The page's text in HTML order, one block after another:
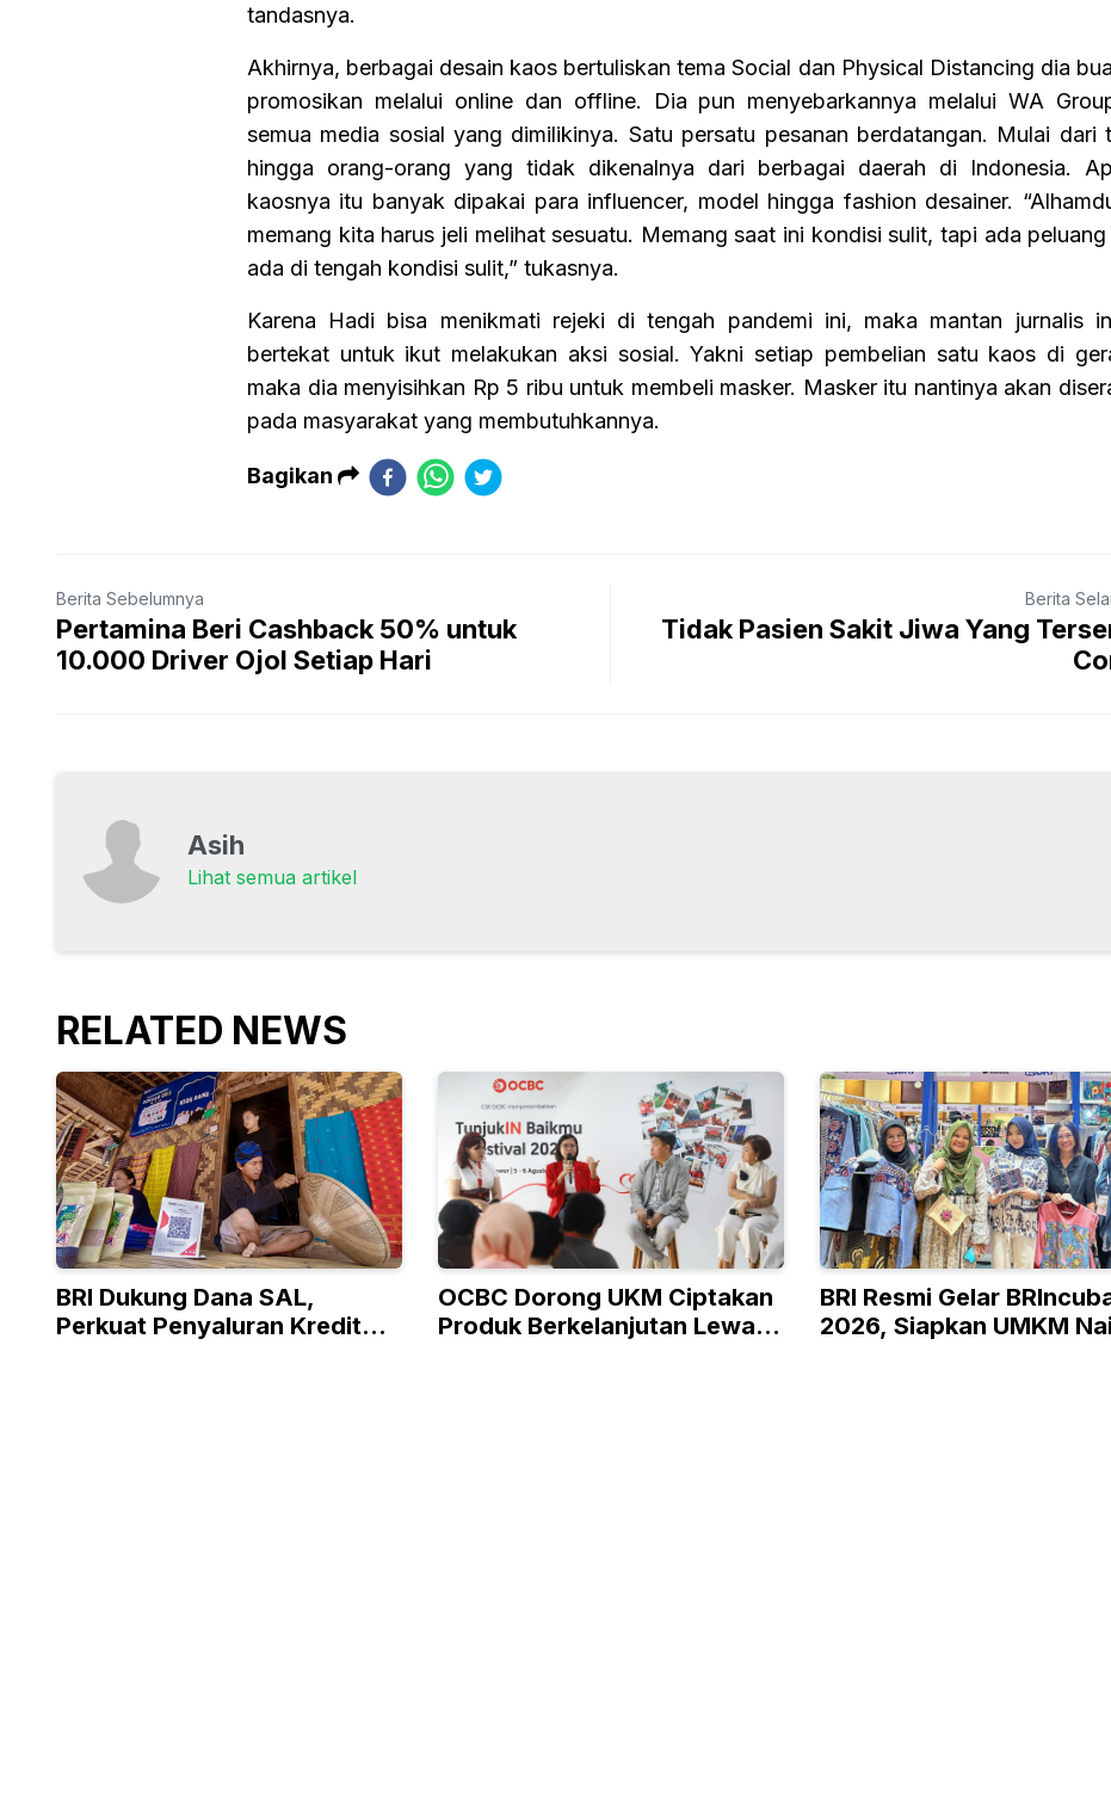
tandasnya.
Akhirnya, berbagai desain kaos bertuliskan tema Social dan Physical Distancing dia
promosikan melalui online dan offline. Dia pun menyebarkannya melalui WA
semua media sosial yang dimilikinya. Satu persatu pesanan berdatangan. Mulai dari
hingga orang-orang yang tidak dikenalnya dari berbagai daerah di Indonesia.
kaosnya itu banyak dipakai para influencer, model hingga fashion desainer.
memang kita harus jeli melihat sesuatu. Memang saat ini kondisi sulit, tapi ada peluang
ada di tengah kondisi sulit,” tukasnya.
Karena Hadi bisa menikmati rejeki di tengah pandemi ini, maka mantan jurnalis
bertekat untuk ikut melakukan aksi sosial. Yakni setiap pembelian satu kaos di
maka dia menyisihkan Rp 5 ribu untuk membeli masker. Masker itu nantinya akan
pada masyarakat yang membutuhkannya.
Bagikan
Berita Sebelumnya
Pertamina Beri Cashback 50% untuk
10.000 Driver Ojol Setiap Hari
Berita
Tidak Pasien Sakit Jiwa Yang
Asih
Lihat semua artikel
RELATED NEWS
BRI Dukung Dana SAL,
Perkuat Penyaluran Kredit
OCBC Dorong UKM Ciptakan
Produk Berkelanjutan Lewat
BRI Resmi Gelar
2026, Siapkan UMKM